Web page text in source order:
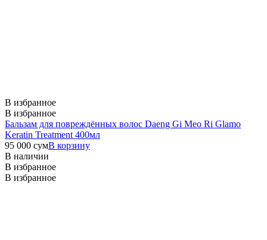
В избранное
В избранное
Бальзам для повреждённых волос Daeng Gi Meo Ri Glamo
Keratin Treatment 400мл
95 000 сумВ корзину
В наличии
В избранное
В избранное